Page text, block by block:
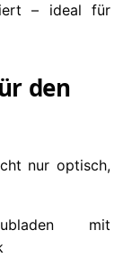
– ideal für
den
nur optisch,
mit